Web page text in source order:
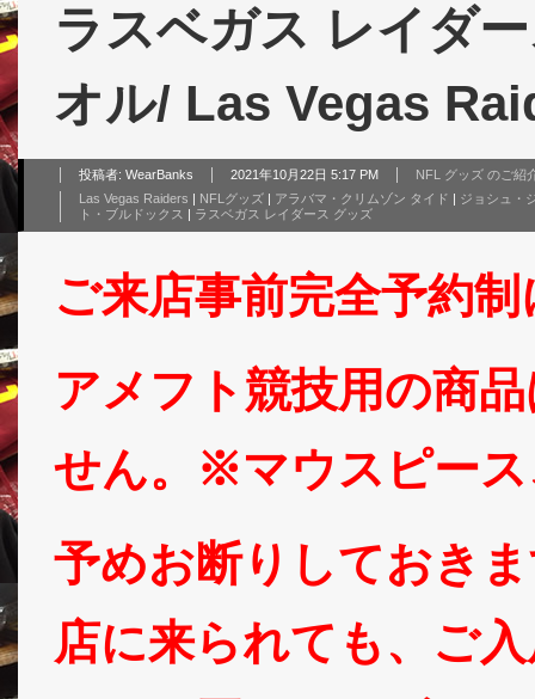
ラスベガス レイダ
オル/ Las Vegas
投稿者: WearBanks 2021年10月22日 5:17 PM
NFL グッズ のご紹
Las Vegas Raiders | NFLグッズ | アラバマ・クリムゾン タイド | ジョシュ・
ト・ブルドックス | ラスベガス レイダース グッズ
ご来店事前完全予約
アメフト競技用の商
せん。※マウスピー
予めお断りしておき
店に来られても、ご